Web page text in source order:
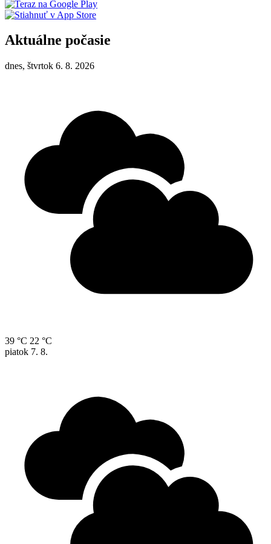
Aktuálne počasie
dnes, štvrtok 6. 8. 2026
39 °C 22 °C
piatok 7. 8.